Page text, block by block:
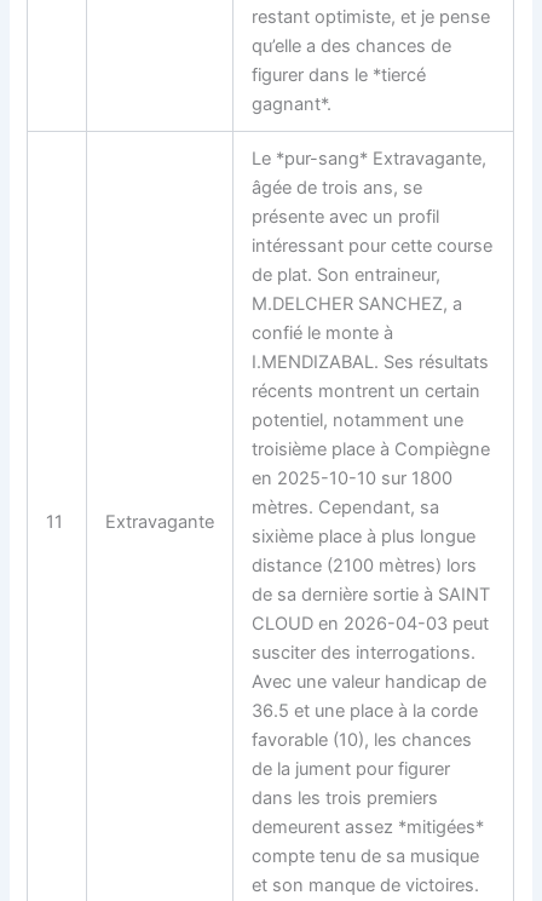
restant optimiste, et je pense
qu’elle a des chances de
figurer dans le *tiercé
gagnant*.
11 Extravagante
Le *pur-sang* Extravagante,
âgée de trois ans, se
présente avec un profil
intéressant pour cette course
de plat. Son entraineur,
M.DELCHER SANCHEZ, a
confié le monte à
I.MENDIZABAL. Ses résultats
récents montrent un certain
potentiel, notamment une
troisième place à Compiègne
en 2025-10-10 sur 1800
mètres. Cependant, sa
sixième place à plus longue
distance (2100 mètres) lors
de sa dernière sortie à SAINT
CLOUD en 2026-04-03 peut
susciter des interrogations.
Avec une valeur handicap de
36.5 et une place à la corde
favorable (10), les chances
de la jument pour figurer
dans les trois premiers
demeurent assez *mitigées*
compte tenu de sa musique
et son manque de victoires.